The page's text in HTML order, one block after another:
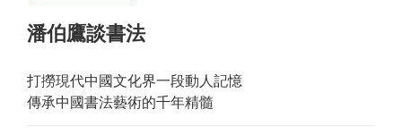
潘伯鷹談書法
打撈現代中國文化界一段動人記憶
傳承中國書法藝術的千年精髓